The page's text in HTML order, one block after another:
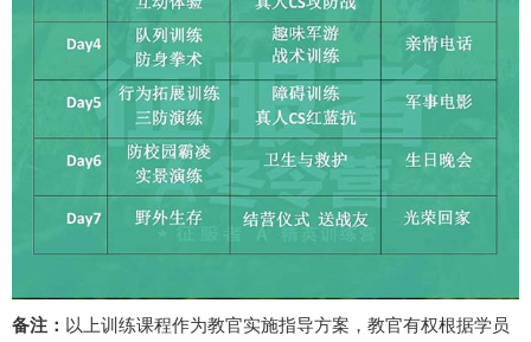
备注： 以上训练课程作为教官实施指导方案，教官有权根据学员